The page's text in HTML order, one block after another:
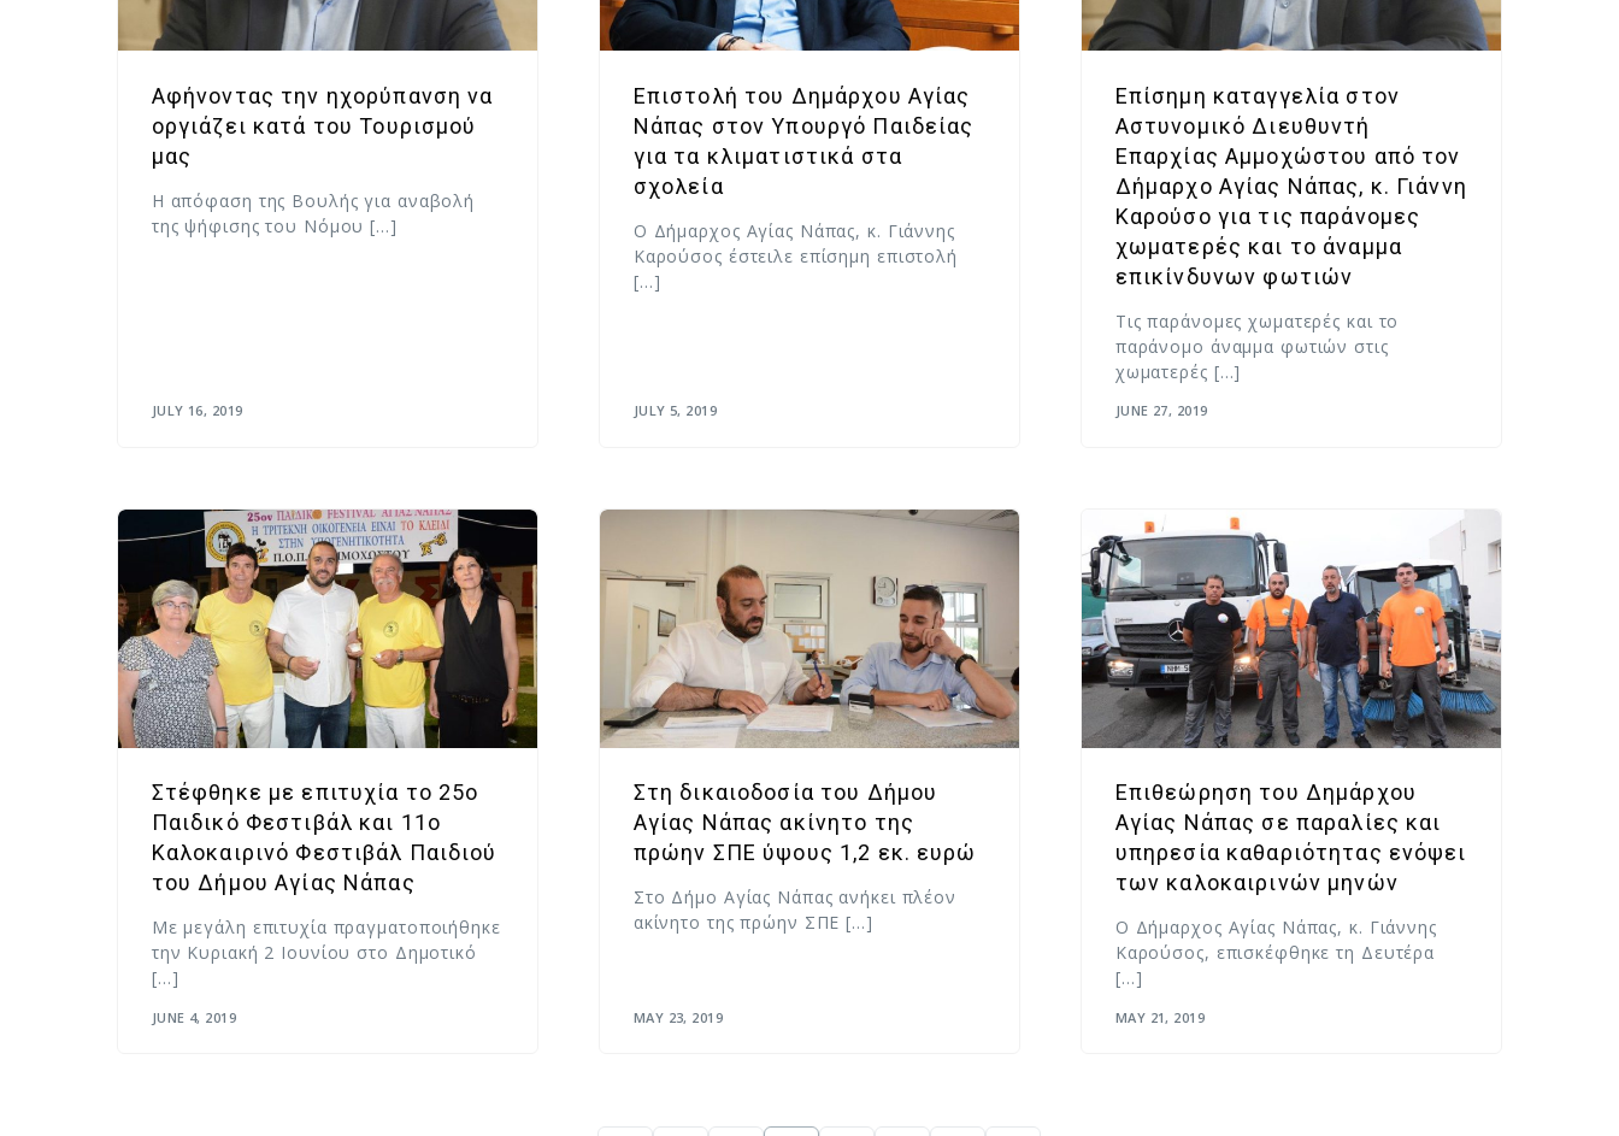
Αφήνοντας την ηχορύπανση να
οργιάζει κατά του Τουρισμού
μας
Η απόφαση της Βουλής για αναβολή
της ψήφισης του Νόμου […]
JULY 16, 2019
Επιστολή του Δημάρχου Αγίας
Νάπας στον Υπουργό Παιδείας
για τα κλιματιστικά στα
σχολεία
Ο Δήμαρχος Αγίας Νάπας, κ. Γιάννης
Καρούσος έστειλε επίσημη επιστολή
[…]
JULY 5, 2019
Επίσημη καταγγελία στον
Αστυνομικό Διευθυντή
Επαρχίας Αμμοχώστου από τον
Δήμαρχο Αγίας Νάπας, κ. Γιάννη
Καρούσο για τις παράνομες
χωματερές και το άναμμα
επικίνδυνων φωτιών
Τις παράνομες χωματερές και το
παράνομο άναμμα φωτιών στις
χωματερές […]
JUNE 27, 2019
Στέφθηκε με επιτυχία το 25ο
Παιδικό Φεστιβάλ και 11ο
Καλοκαιρινό Φεστιβάλ Παιδιού
του Δήμου Αγίας Νάπας
Με μεγάλη επιτυχία πραγματοποιήθηκε
την Κυριακή 2 Ιουνίου στο Δημοτικό
[…]
JUNE 4, 2019
Στη δικαιοδοσία του Δήμου
Αγίας Νάπας ακίνητο της
πρώην ΣΠΕ ύψους 1,2 εκ. ευρώ
Στο Δήμο Αγίας Νάπας ανήκει πλέον
ακίνητο της πρώην ΣΠΕ […]
MAY 23, 2019
Επιθεώρηση του Δημάρχου
Αγίας Νάπας σε παραλίες και
υπηρεσία καθαριότητας ενόψει
των καλοκαιρινών μηνών
Ο Δήμαρχος Αγίας Νάπας, κ. Γιάννης
Καρούσος, επισκέφθηκε τη Δευτέρα
[…]
MAY 21, 2019